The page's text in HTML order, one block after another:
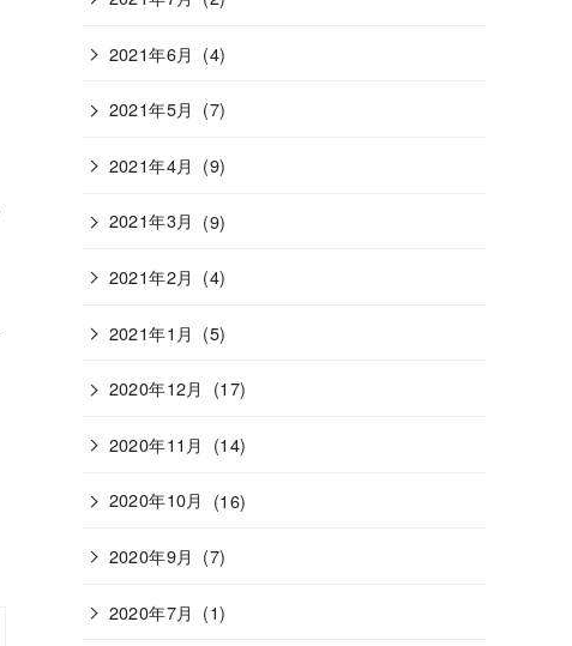
2021年6月 (4)
2021年5月 (7)
2021年4月 (9)
2021年3月 (9)
2021年2月 (4)
2021年1月 (5)
2020年12月 (17)
2020年11月 (14)
2020年10月 (16)
2020年9月 (7)
2020年7月 (1)